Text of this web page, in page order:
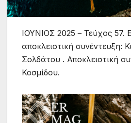
ΙΟΥΝΙΟΣ 2025 – Τεύχος 57.
αποκλειστική συνέντευξη:
Σολδάτου . Αποκλειστική
Κοσμίδου.